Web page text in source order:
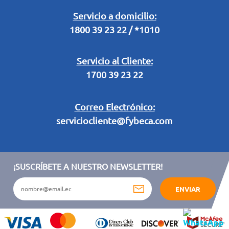
Servicio a domicilio:
1800 39 23 22 / *1010
Servicio al Cliente:
1700 39 23 22
Correo Electrónico:
serviciocliente@fybeca.com
Legal Campaña Produbanco
Términos y condiciones sorteo partido de fútbol "Tu ídolo"
¡SUSCRÍBETE A NUESTRO NEWSLETTER!
ENVIAR